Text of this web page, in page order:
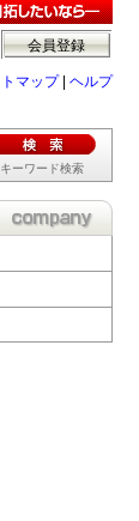
会員登録
マップ| ヘルプ
ーワード検索